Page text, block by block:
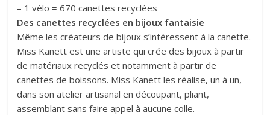
– 1 vélo = 670 canettes recyclées
Des canettes recyclées en bijoux fantaisie
Même les créateurs de bijoux s’intéressent à la canette.
Miss Kanett est une artiste qui crée des bijoux à partir
de matériaux recyclés et notamment à partir de
canettes de boissons. Miss Kanett les réalise, un à un,
dans son atelier artisanal en découpant, pliant,
assemblant sans faire appel à aucune colle.